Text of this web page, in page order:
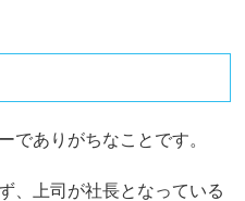
でありがちなことです。
、上司が社長となっている